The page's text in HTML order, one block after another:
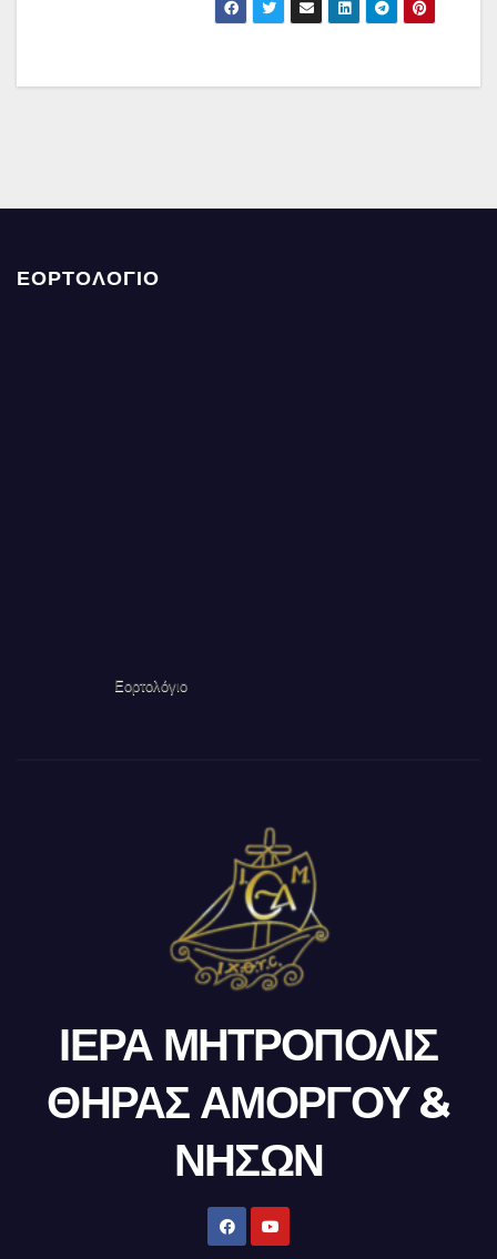
ΕΟΡΤΟΛΟΓΙΟ
Εορτολόγιο
ΙΕΡΑ ΜΗΤΡΟΠΟΛΙΣ
ΘΗΡΑΣ ΑΜΟΡΓΟΥ &
ΝΗΣΩΝ